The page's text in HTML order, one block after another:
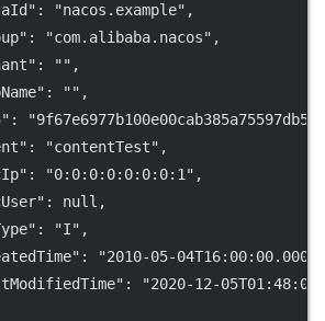
: "nacos.example" ,
: "com.alibaba.nacos" ,
: "" ,
: "" ,
:
"9f67e6977b100e00cab385a75597db58"
: "contentTest" ,
: "0:0:0:0:0:0:0:1" ,
: null ,
: "I" ,
:
"2010-05-
:
"2020-12-